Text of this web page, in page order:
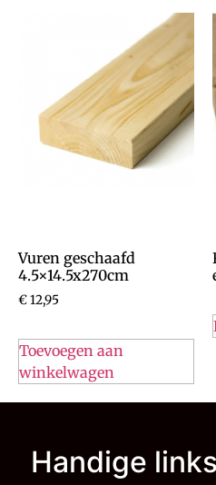
Vuren geschaafd
4.5×14.5x270cm
€12,95
Toevoegen aan
winkelwagen
Handige links